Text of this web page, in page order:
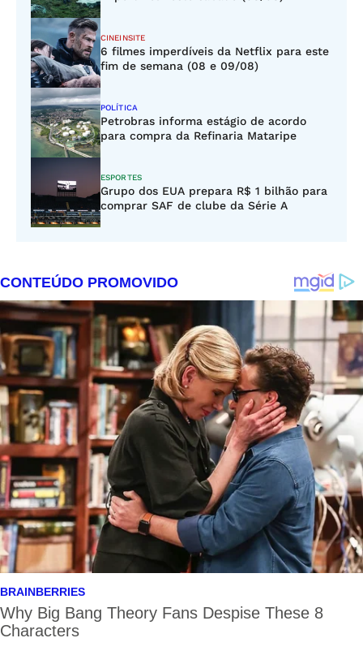
CINEINSITE
6 filmes imperdíveis da Netflix para este
fim de semana (08 e 09/08)
POLÍTICA
Petrobras informa estágio de acordo
para compra da Refinaria Mataripe
ESPORTES
Grupo dos EUA prepara R$ 1 bilhão para
comprar SAF de clube da Série A